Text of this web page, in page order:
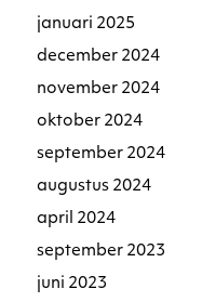
januari 2025
december 2024
november 2024
oktober 2024
september 2024
augustus 2024
april 2024
september 2023
juni 2023